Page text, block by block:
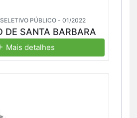
PÚBLICO - 01/2022
DE SANTA BARBARA
Mais detalhes